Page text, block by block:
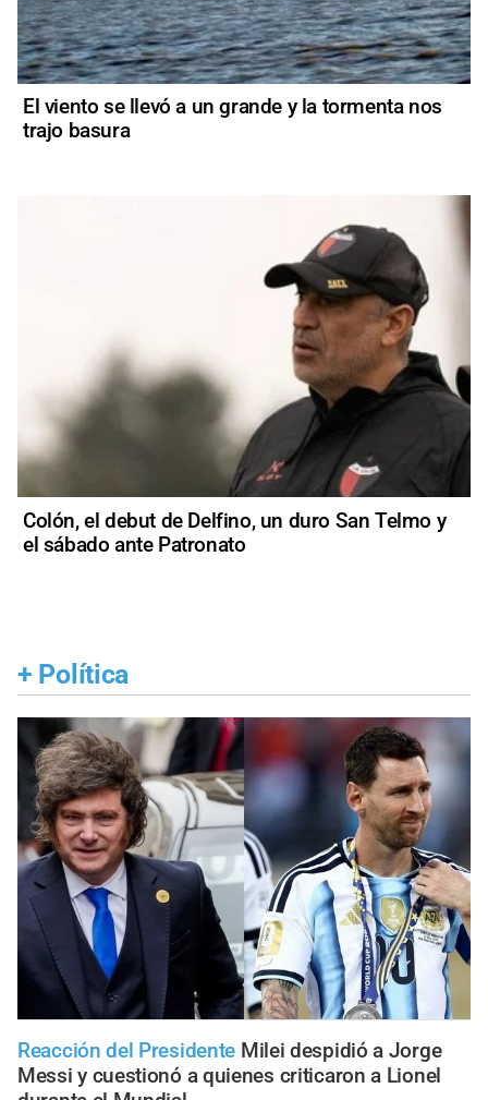
El viento se llevó a un grande y la tormenta nos
trajo basura
Colón, el debut de Delfino, un duro San Telmo y
el sábado ante Patronato
+ Política
Reacción del Presidente Milei despidió a Jorge
Messi y cuestionó a quienes criticaron a Lionel